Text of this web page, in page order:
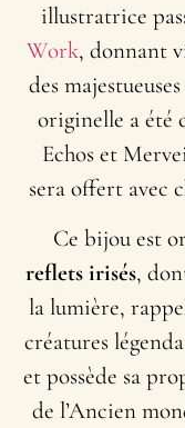
illustratrice
Work, donnant
des
originelle a été
Echos et
sera offert avec
Ce bijou est
reflets irisés,
la lumière,
créatures
et possède sa
de l’Ancien